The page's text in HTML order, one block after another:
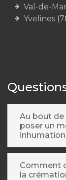
Val-de-
Yvelines
Au bout
poser un
inhumation
Comment
la